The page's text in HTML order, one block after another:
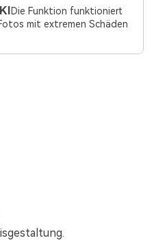
Die Funktion funktioniert
mit extremen Schäden